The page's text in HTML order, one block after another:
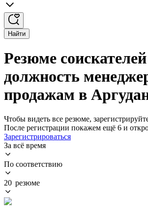
Найти
Резюме
должность
продажам в
Чтобы видеть все резюме,
После регистрации покажем ещё 6 и
Зарегистрироваться
За всё время
По соответствию
20 резюме